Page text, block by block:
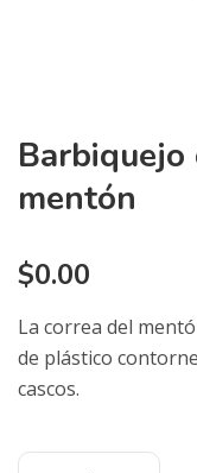
mentón
$0.00
La correa del
de plástico
cascos.